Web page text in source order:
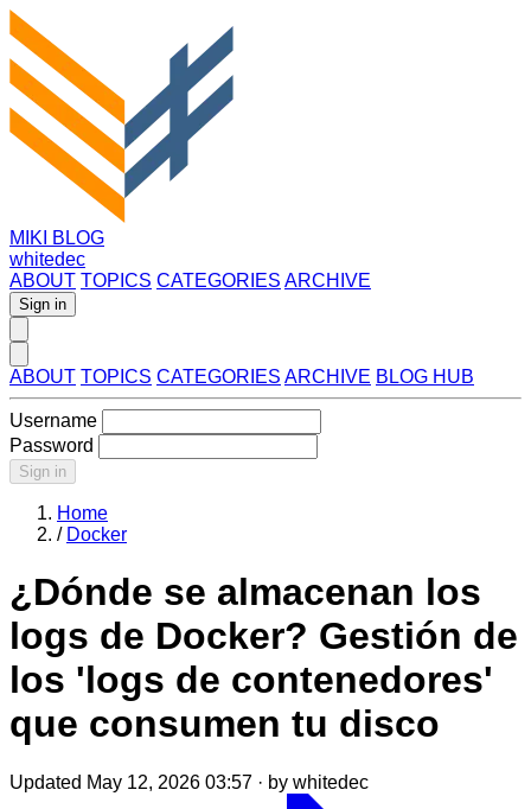
MIKI BLOG
whitedec
ABOUT TOPICS CATEGORIES ARCHIVE
Sign in
ABOUT TOPICS CATEGORIES ARCHIVE BLOG HUB
Username
Password
Sign in
Home
/ Docker
¿Dónde se almacenan los
logs de Docker? Gestión de
los 'logs de contenedores'
que consumen tu disco
Updated May 12, 2026 03:57 · by whitedec